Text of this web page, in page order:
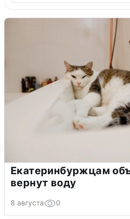
Екатеринбуржцам
вернут воду
8 августа 0